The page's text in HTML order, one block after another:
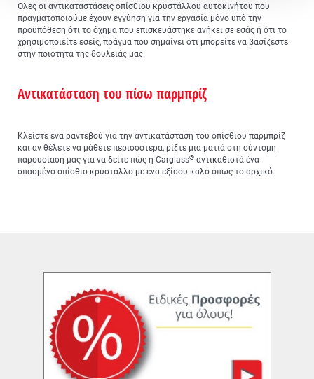
Όλες οι αντικαταστάσεις οπίσθιου κρυστάλλου αυτοκινήτου που
πραγματοποιούμε έχουν εγγύηση για την εργασία μόνο υπό την
προϋπόθεση ότι το όχημα που επισκευάστηκε ανήκει σε εσάς ή ότι το
χρησιμοποιείτε εσείς, πράγμα που σημαίνει ότι μπορείτε να βασίζεστε
στην ποιότητα της δουλειάς μας.
Αντικατάσταση του πίσω παρμπρίζ
Κλείστε ένα ραντεβού για την αντικατάσταση του οπίσθιου παρμπρίζ
και αν θέλετε να μάθετε περισσότερα, ρίξτε μια ματιά στη σύντομη
παρουσίασή μας για να δείτε πώς η Carglass® αντικαθιστά ένα
σπασμένο οπίσθιο κρύσταλλο με ένα εξίσου καλό όπως το αρχικό.